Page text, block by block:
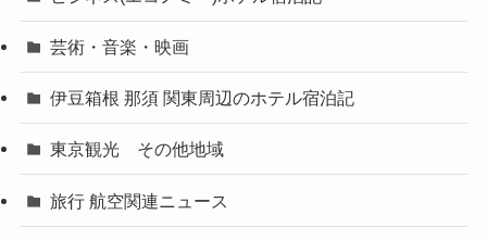
芸術・音楽・映画
伊豆箱根 那須 関東周辺のホテル宿泊記
東京観光 その他地域
旅行 航空関連ニュース